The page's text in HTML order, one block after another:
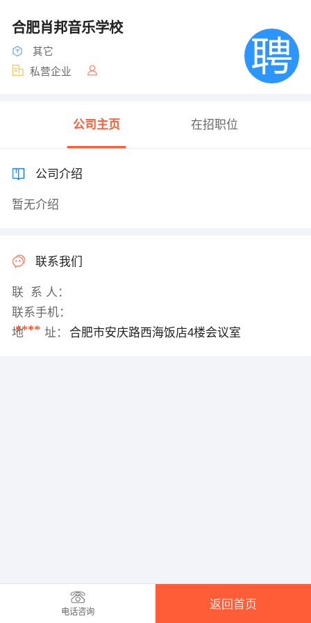
合肥肖邦音乐学校
其它
私营企业
公司主页 在招职位
公司介绍
暂无介绍
联系我们
联 系 人：
联系手机：
****
地 址： 合肥市安庆路西海饭店4楼会议室
电话咨询
返回首页